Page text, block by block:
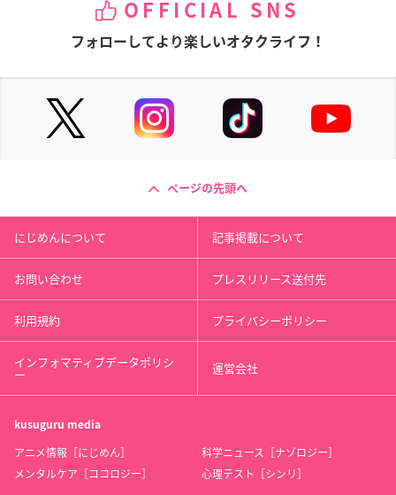
OFFICIAL SNS
フォローしてより楽しいオタクライフ！
ページの先頭へ
にじめんについて 記事掲載について
お問い合わせ プレスリリース送付先
利用規約 プライバシーポリシー
インフォマティブデータポリシ
ー 運営会社
kusuguru media
アニメ情報［にじめん］
科学ニュース［ナゾロジー］
メンタルケア［ココロジー］
心理テスト［シンリ］